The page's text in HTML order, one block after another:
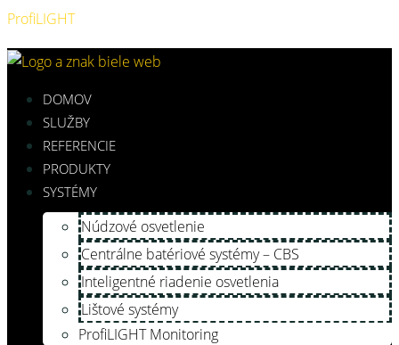
ProfiLIGHT
DOMOV
SLUŽBY
REFERENCIE
PRODUKTY
SYSTÉMY
Núdzové osvetlenie
Centrálne batériové systémy – CBS
Inteligentné riadenie osvetlenia
Lištové systémy
ProfiLIGHT Monitoring